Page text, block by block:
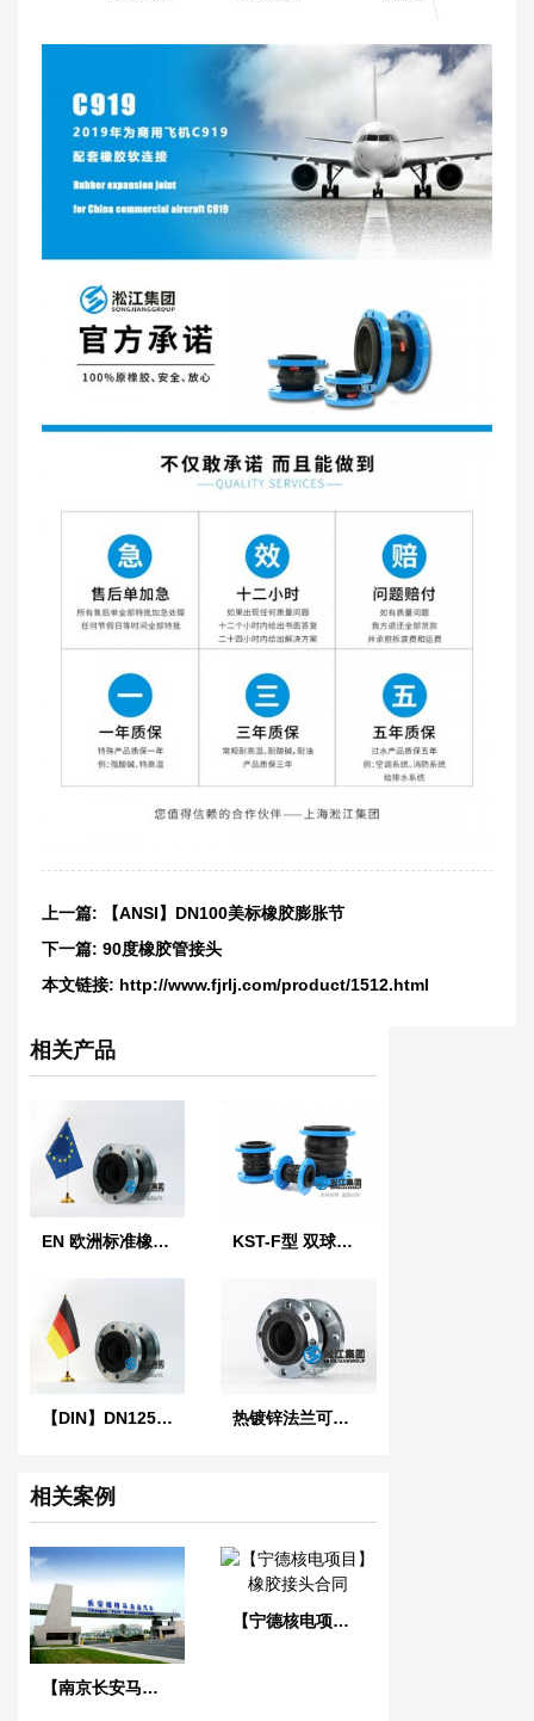
上一篇:
【ANSI】DN100美标橡胶膨胀节
下一篇: 90度橡胶管接头
本文链接: http://www.fjrlj.com/product/1512.html
相关产品
EN 欧洲标准橡胶膨胀节 KST-F型 双球体橡胶接头
【DIN】DN125单球德标橡胶膨胀节 热镀锌法兰可曲挠橡胶接头
相关案例
【南京长安马自达工厂】橡胶接头合同
【宁德核电项目】橡胶接头合同